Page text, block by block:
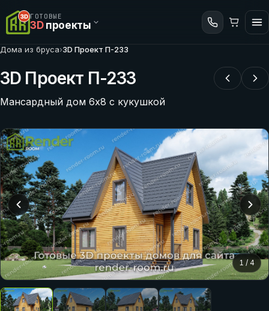
ГОТОВЫЕ
3Dпроекты
Дома из бруса›3D Проект П-233
3D Проект П-233
Мансардный дом 6х8 с кукушкой
1 / 4